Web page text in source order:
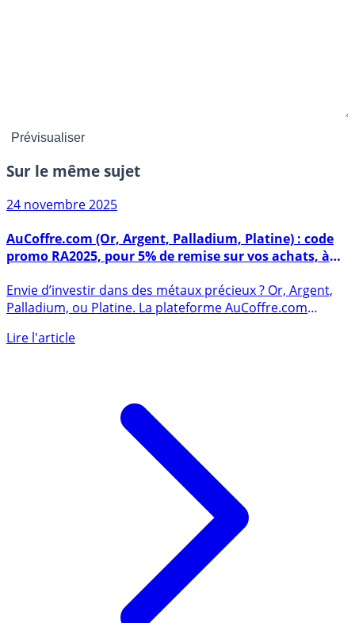
Sur le même sujet
24 novembre 2025
promo RA2025, pour 5% de remise sur vos achats, à
saisir avant le 30 novembre 2025
Palladium, ou Platine. La plateforme AuCoffre.com